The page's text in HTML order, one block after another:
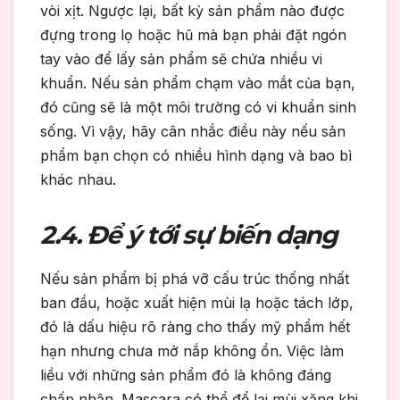
vòi xịt. Ngược lại, bất kỳ sản phẩm nào được
đựng trong lọ hoặc hũ mà bạn phải đặt ngón
tay vào để lấy sản phẩm sẽ chứa nhiều vi
khuẩn. Nếu sản phẩm chạm vào mắt của bạn,
đó cũng sẽ là một môi trường có vi khuẩn sinh
sống. Vì vậy, hãy cân nhắc điều này nếu sản
phẩm bạn chọn có nhiều hình dạng và bao bì
khác nhau.
2.4. Để ý tới sự biến dạng
Nếu sản phẩm bị phá vỡ cấu trúc thống nhất
ban đầu, hoặc xuất hiện mùi lạ hoặc tách lớp,
đó là dấu hiệu rõ ràng cho thấy mỹ phẩm hết
hạn nhưng chưa mở nắp không ổn. Việc làm
liều với những sản phẩm đó là không đáng